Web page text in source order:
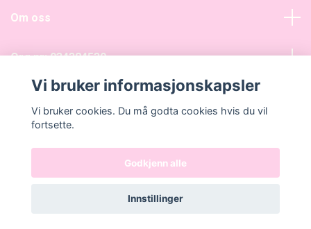
Om oss
Org nr: 934384539
© 2026 Attitude Nettbutikk
Vi bruker informasjonskapsler
Vi bruker cookies. Du må godta cookies hvis du vil
fortsette.
Godkjenn alle
Innstillinger